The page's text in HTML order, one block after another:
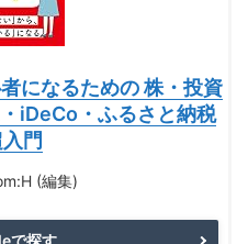
になるための 株・投資
iDeCo・ふるさと納税
門
(編集)